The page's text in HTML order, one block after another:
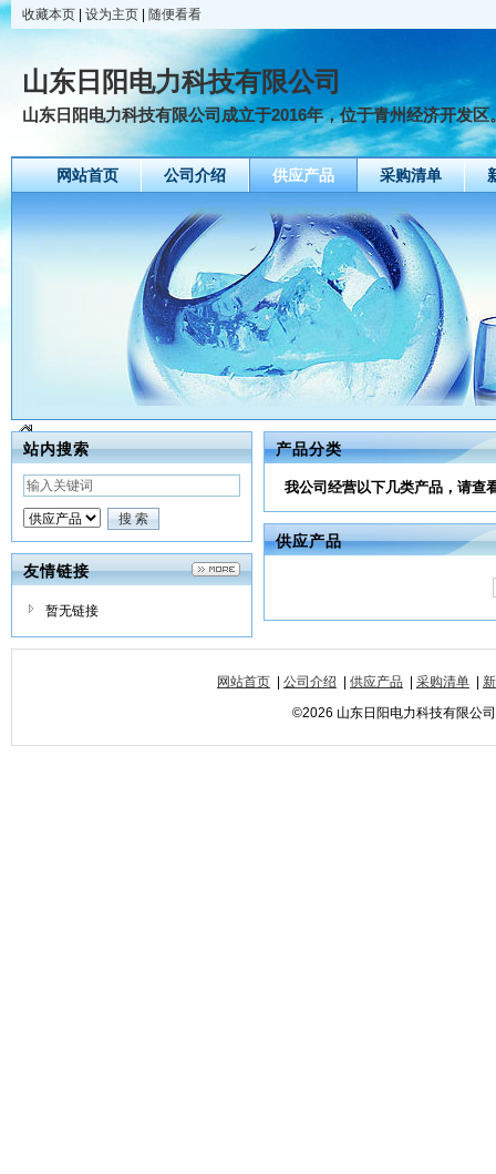
收藏本页 设为主页 随便看看
山东日阳电力科技有限公司
山东日阳电力科技有限公司成立于2016年，位于青州经济开发
网站首页 公司介绍 供应产品 采购清单
站内搜索
友情链接
暂无链接
产品分类
我公司经营以下几类产品，请查
供应产品
网站首页 公司介绍 供应产品 采购清单
©2026 山东日阳电力科技有限公